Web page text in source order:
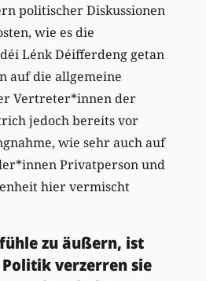
politischer Diskussionen
wie es die
Lénk Déifferdeng getan
auf die allgemeine
Vertreter*innen der
jedoch bereits vor
wie sehr auch auf
Privatperson und
hier vermischt
zu äußern, ist
verzerren sie